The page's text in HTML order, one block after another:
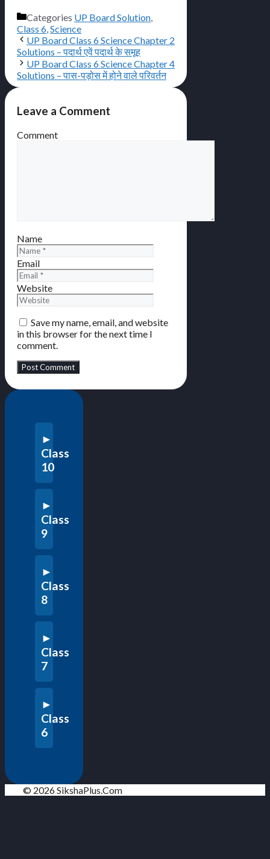
Categories UP Board Solution
Class 6 Science
UP Board Class 6 Science Chapter 2
Solutions – पदार्थ एवें पदार्थ के समूह
UP Board Class 6 Science Chapter 4
Solutions – पास-पड़ोस में होने वाले परिवर्तन
Leave a Comment
Comment
Name
Email
Website
Save my name, email, and website
in this browser for the next time I
comment.
Class
10
Class
9
Class
8
Class
7
Class
6
© 2026 SikshaPlus.Com